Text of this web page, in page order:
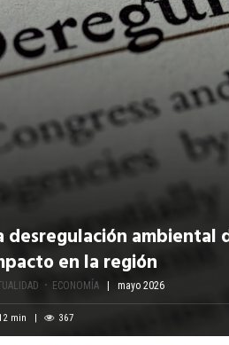
desregulación ambiental
en la región
ECONOMÍA mayo 2026
min 367